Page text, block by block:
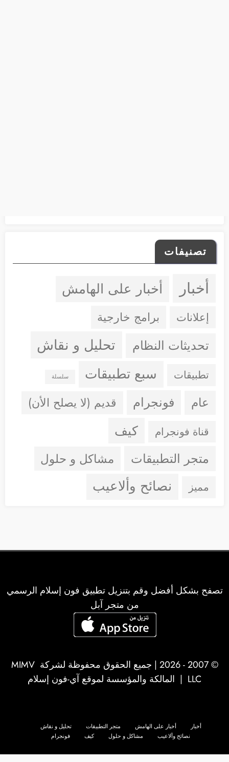
تصنيفات
أخبار أخبار على الهامش
إعلانات برامج خارجية
تحديثات النظام تحليل و نقاش
تطبيقات سبع تطبيقات سلسلة
عام فونجرام قديم (لا يصلح الأن)
قناة فونجرام كيف
متجر التطبيقات مشاكل و حلول
مميز نصائح وألاعيب
تصفح بشكل أفضل وقم بتنزيل تطبيق فون إسلام الرسمي
من متجر آبل
© 2007 - 2026 | جميع الحقوق محفوظة لشركة
MIMV
LLC | المالكة والمؤسسة لموقع آي-فون إسلام
أخبار أخبار على الهامش متجر التطبيقات
تحليل و نقاش
نصائح وألاعيب
مشاكل و حلول كيف فونجرام